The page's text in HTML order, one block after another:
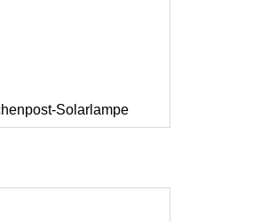
Solarlampe